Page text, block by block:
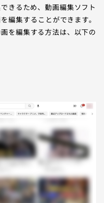
きるため、動画編集ソフト
編集することができます。
を編集する方法は、以下の